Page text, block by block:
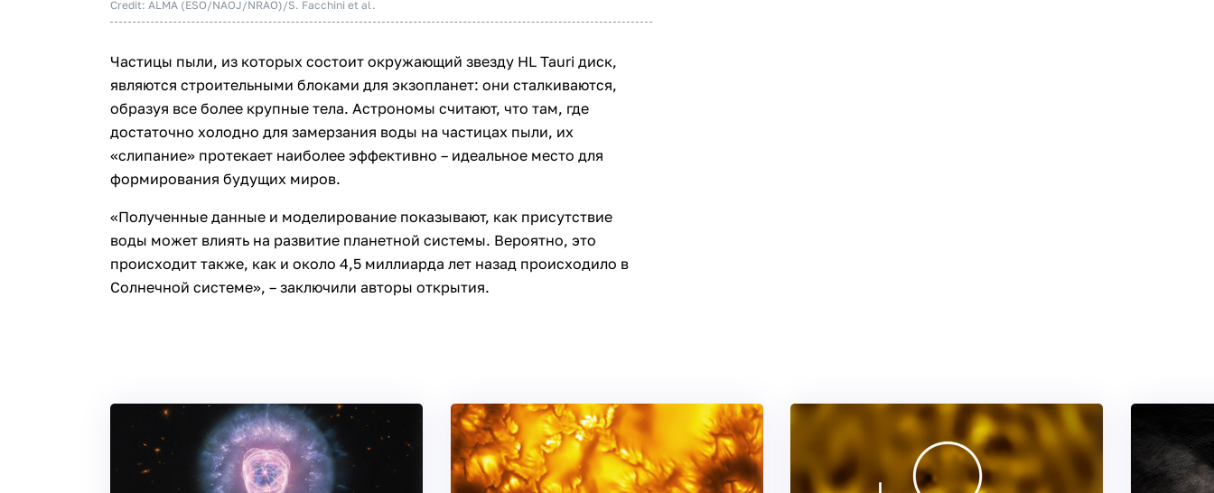
Credit: ALMA (ESO/NAOJ/NRAO)/S. Facchini et al.
Частицы пыли, из которых состоит окружающий звезду HL Tauri диск,
являются строительными блоками для экзопланет: они сталкиваются,
образуя все более крупные тела. Астрономы считают, что там, где
достаточно холодно для замерзания воды на частицах пыли, их
«слипание» протекает наиболее эффективно – идеальное место для
формирования будущих миров.
«Полученные данные и моделирование показывают, как присутствие
воды может влиять на развитие планетной системы. Вероятно, это
происходит также, как и около 4,5 миллиарда лет назад происходило в
Солнечной системе», – заключили авторы открытия.